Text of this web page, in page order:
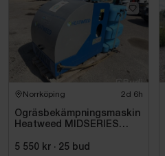
Norrköping 2d 6h
Ogräsbekämpningsmaskin
Heatweed MIDSERIES
5 550 kr · 25 bud